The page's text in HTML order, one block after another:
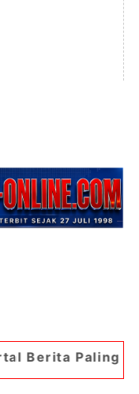
Jambi